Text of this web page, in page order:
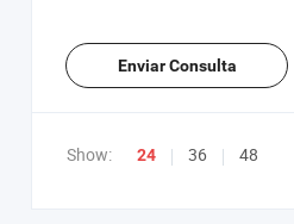
Enviar Consulta
Show: 24 36 48